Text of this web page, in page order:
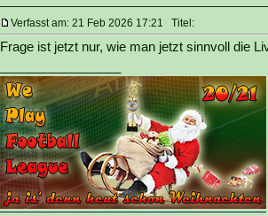
Verfasst am: 21 Feb 2026 17:21 Titel:
Frage ist jetzt nur, wie man jetzt sinnvoll die